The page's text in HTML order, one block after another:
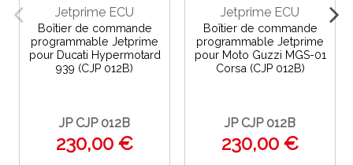
Jetprime ECU
Boîtier de commande
programmable Jetprime
pour Ducati Hypermotard
939 (CJP 012B)
JP CJP 012B
230,00 €
Jetprime ECU
Boîtier de commande
programmable Jetprime
pour Moto Guzzi MGS-01
Corsa (CJP 012B)
JP CJP 012B
230,00 €